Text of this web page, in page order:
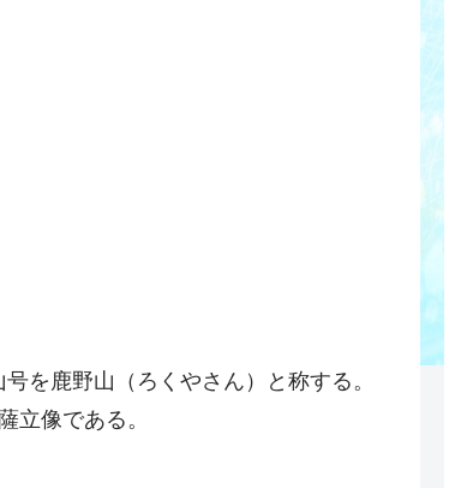
を鹿野山（ろくやさん）と称する。
立像である。